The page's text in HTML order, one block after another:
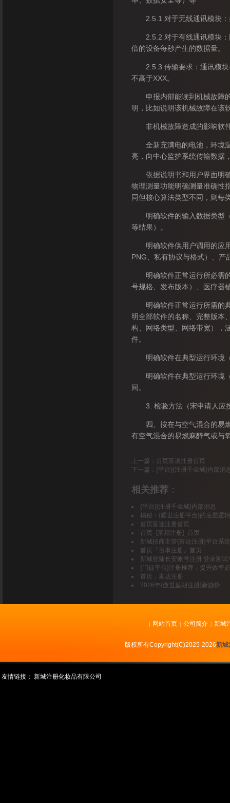
2.5.1 对于无线通讯模块：
2.5.2 对于有线通讯模块：
倍的设备每秒产生的数据量。
2.5.3 传输要求：通讯模块
不高于XXX。
申报内部能读到机械故障的
明，比如说明该机械故障在该
非机械故障造成的影响软件
全新充满电的电池，环境温
亮，向中心监护系统传输数据
依据说明书和用户界面明确
物理测量功能明确测量准确性
同但核心算法类型不同，则每
明确软件的输入数据类型（
等结果）。
明确软件供用户调用的应用
PNG、私有协议与格式）、产
明确软件正常运行所必需的
号规格、发布版本）、医疗器
明确软件正常运行所需的典
明全部软件的名称、完整版本
构、网络类型、网络带宽），
件。
明确软件在典型运行环境（
明确软件在典型运行环境（
间。
3. 检验方法（宋申请人应按
四、按在与空气混合的易燃
有空气混合的易燃麻醉气或与
上一篇： 首页富途注册首页
下一篇： {平台}{注册千金城}内部消
相关推荐 ：
{平台}{注册千金城}内部消息
揭秘：{耀世注册平台}的底层逻
首页富途注册首页
首页_[富邦注册]_首页
新城招商主管{富达注册}平台系
首页『百事注册』首页
新城登陆长安账号注册 登录测试
{门徒平台}注册推荐：提升效率
首页，富达注册
2026年{傲世皇朝注册}新趋势
版权所有Copyright(C)2025-2026新城
| 网站首页 | 公司简介 | 新城
友情链接： 新城注册化妆品有限公司